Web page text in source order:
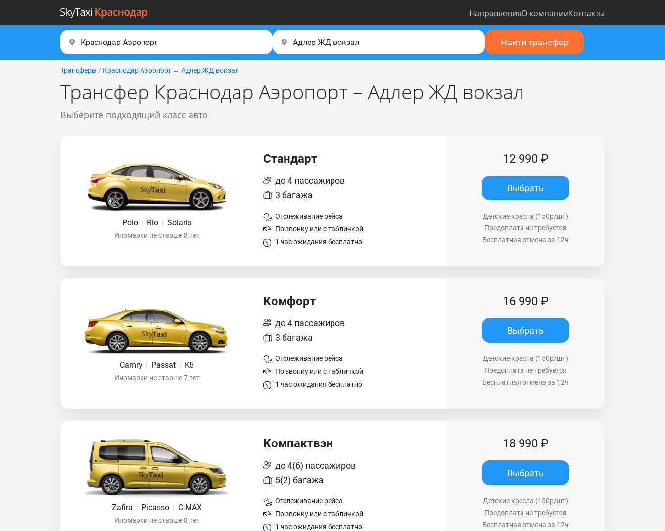
НаправленияО компанииКонтакты
Найти трансфер
Трансферы / Краснодар Аэропорт → Адлер ЖД вокзал
Трансфер Краснодар Аэропорт – Адлер ЖД вокзал
Выберите подходящий класс авто
Polo | Rio | Solaris
Иномарки не старше 8 лет
Стандарт
до 4 пассажиров
3 багажа
Отслеживание рейса
По звонку или с табличкой
1 час ожидания бесплатно
12 990 ₽
Выбрать
Детские кресла (150р/шт)
Предоплата не требуется
Бесплатная отмена за 12ч
Camry | Passat | K5
Иномарки не старше 7 лет
Комфорт
до 4 пассажиров
3 багажа
Отслеживание рейса
По звонку или с табличкой
1 час ожидания бесплатно
16 990 ₽
Выбрать
Детские кресла (150р/шт)
Предоплата не требуется
Бесплатная отмена за 12ч
Zafira | Picasso | C-MAX
Иномарки не старше 8 лет
Компактвэн
до 4(6) пассажиров
5(2) багажа
Отслеживание рейса
По звонку или с табличкой
1 час ожидания бесплатно
18 990 ₽
Выбрать
Детские кресла (150р/шт)
Предоплата не требуется
Бесплатная отмена за 12ч